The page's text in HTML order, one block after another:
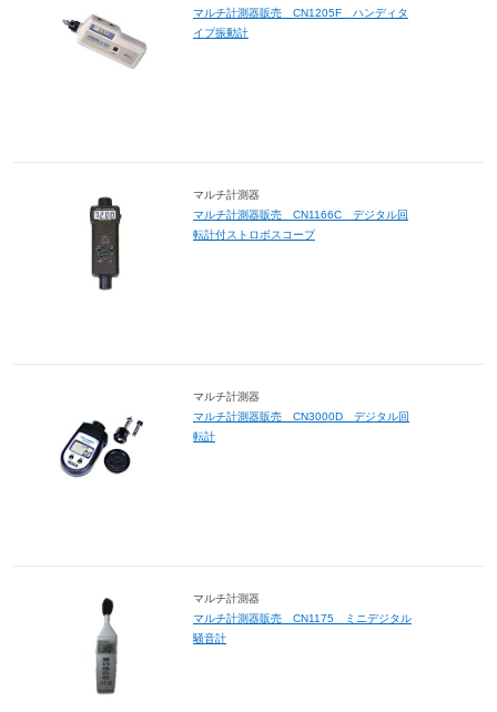
マルチ計測器販売 CN1205F ハンディタ
イプ振動計
マルチ計測器
マルチ計測器販売 CN1166C デジタル回
転計付ストロボスコープ
マルチ計測器
マルチ計測器販売 CN3000D デジタル回
転計
マルチ計測器
マルチ計測器販売 CN1175 ミニデジタル
騒音計